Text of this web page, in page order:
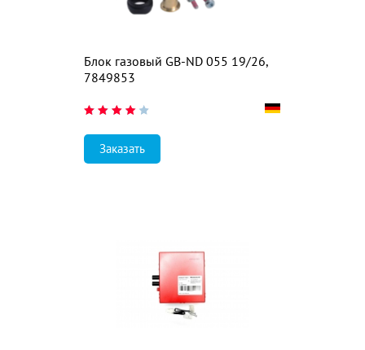
Блок газовый GB-ND 055 19/26,
7849853
Заказать